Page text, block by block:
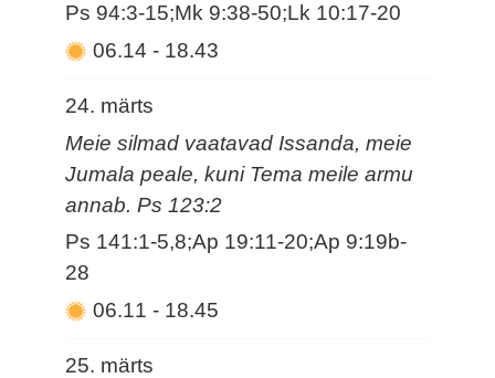
Ps 94:3-15;Mk 9:38-50;Lk 10:17-20
06.14- 18.43
24. märts
Meie silmad vaatavad Issanda, meie
Jumala peale, kuni Tema meile armu
annab. Ps 123:2
Ps 141:1-5,8;Ap 19:11-20;Ap 9:19b-
28
06.11- 18.45
25. märts